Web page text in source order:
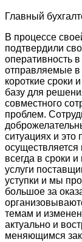
Главный
В процессе
подтвердили
оперативность
отправляемые в
короткие сроки
базу для
совместного
проблем.
ситуациях и
осуществляется
всегда в сроки
услуги
уступки и мы
большое за
темам и
актуально и
меняющимся